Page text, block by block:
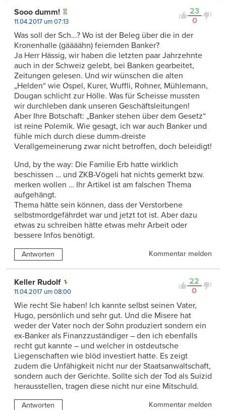
23
0
Sooo dumm!
11.04.2017 um 07:13
Was soll der Sch…? Wo ist der Beleg über die in der
Kronenhalle (gäääähn) feiernden Banker?
Ja Herr Hässig, wir haben die letzten paar Jahrzehnte
auch in der Schweiz gelebt, bei Banken gearbeitet,
Zeitungen gelesen. Und wir wünschen die alten
„Helden“ wie Ospel, Kurer, Wuffli, Rohner, Mühlemann,
Dougan schlicht zur Hölle. Was für Scheisse mussten
wir durchleben dank unseren Geschäftsleitungen!
Aber Ihre Botschaft: „Banker stehen über dem Gesetz“
ist reine Polemik. Wie gesagt, ich war auch Banker und
fühle mich durch diese dumm-dreiste
Verallgemeinerung zwar nicht betroffen, doch beleidigt!
Und, by the way: Die Familie Erb hatte wirklich
beschissen … und ZKB-Vögeli hat nichts gemerkt bzw.
merken wollen … Ihr Artikel ist am falschen Thema
aufgehängt.
Thema hätte sein können, dass der Verstorbene
selbstmordgefährdet war und jetzt tot ist. Aber dazu
etwas zu schreiben hätte etwas mehr Arbeit oder
bessere Infos benötigt.
Antworten Kommentar melden
22
0
Keller Rudolf
11.04.2017 um 08:00
Wie recht Sie haben! Ich kannte selbst seinen Vater,
Hugo, persönlich und sehr gut. Und die Misere hat
weder der Vater noch der Sohn produziert sondern ein
ex-Banker als Finanzzuständiger – den ich ebenfalls
recht gut kannte – und welcher in ostdeutsche
Liegenschaften wie blöd investiert hatte. Es zeigt
zudem die Unfähigkeit nicht nur der Staatsanwaltschaft,
sondern auch der Gerichte. Sollte sich der Tod als Suizid
herausstellen, tragen diese nicht nur eine Mitschuld.
Antworten
Kommentar melden